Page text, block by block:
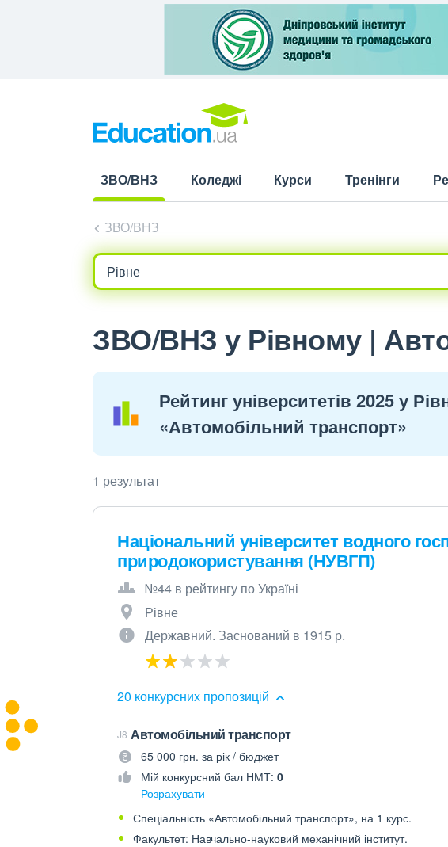
ЗВО/ВНЗ
Коледжі Курси Тренінги
ЗВО/ВНЗ
ЗВО/ВНЗ у Рівному |
Рейтинг університетів 2025 у
«Автомобільний транспорт»
1 результат
Національний університет водного
природокористування (НУВГП)
№44 в рейтингу по Україні
Рівне
Державний. Заснований в 1915 р.
20 конкурсних пропозицій
J8 Автомобільний транспорт
65 000 грн. за рік / бюджет
Мій конкурсний бал НМТ: 0
Розрахувати
Спеціальність «Автомобільний транспорт», на 1 курс.
Факультет: Навчально-науковий механічний інститут.